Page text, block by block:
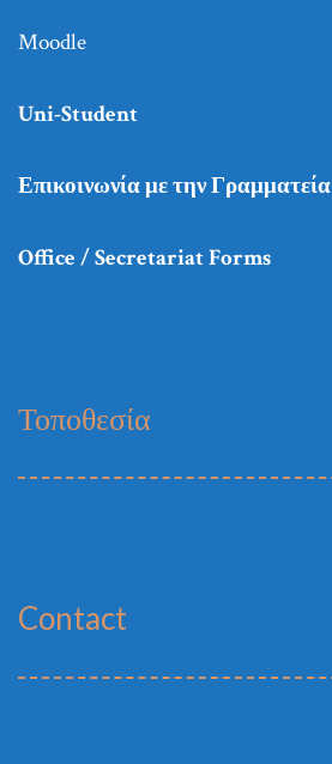
Moodle
Uni-Student
Επικοινωνία με την Γραμματεία
Office / Secretariat Forms
Τοποθεσία
Contact